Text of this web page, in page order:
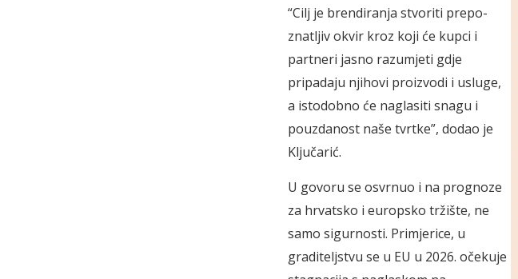
“Cilj je brendiranja stvoriti prepo­­
znatljiv okvir kroz koji će kupci i
partneri jasno razumjeti gdje
pripadaju njihovi proizvodi i usluge,
a istodobno će nagla­­siti snagu i
pouzdanost naše tvrtke”, dodao je
Ključarić.
U govoru se osvrnuo i na prognoze
za hrvatsko i europsko tržište, ne
samo sigurnosti. Primjerice, u
graditeljstvu se u EU u 2026. očekuje